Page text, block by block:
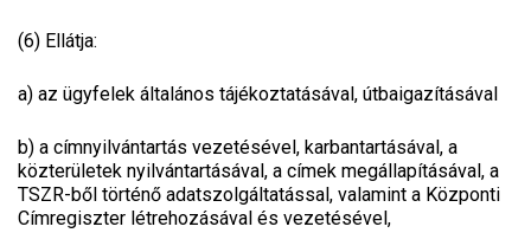
(6) Ellátja:
a) az ügyfelek általános tájékoztatásával, útbaigazításával
b) a címnyilvántartás vezetésével, karbantartásával, a
közterületek nyilvántartásával, a címek megállapításával, a
TSZR-ből történő adatszolgáltatással, valamint a Központi
Címregiszter létrehozásával és vezetésével,